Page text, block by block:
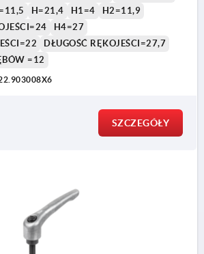
H=21,4 H1=4
H2=11,9
H4=27
DŁUGOŚĆ RĘKOJEŚCI=27,7
=12
SZCZEGÓŁY